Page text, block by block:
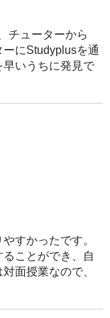
チューターから
ーにStudyplusを通
早いうちに発見で
った。
すかったです。
ことができ、自
面授業なので、
不安を軽減でき
ちろん大事です